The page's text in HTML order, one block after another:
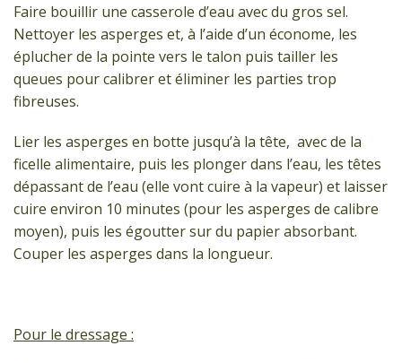
Faire bouillir une casserole d’eau avec du gros sel.
Nettoyer les asperges et, à l’aide d’un économe, les
éplucher de la pointe vers le talon puis tailler les
queues pour calibrer et éliminer les parties trop
fibreuses.
Lier les asperges en botte jusqu’à la tête, avec de la
ficelle alimentaire, puis les plonger dans l’eau, les têtes
dépassant de l’eau (elle vont cuire à la vapeur) et laisser
cuire environ 10 minutes (pour les asperges de calibre
moyen), puis les égoutter sur du papier absorbant.
Couper les asperges dans la longueur.
Pour le dressage :